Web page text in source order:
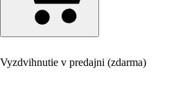
Vyzdvihnutie v predajni (zdarma)